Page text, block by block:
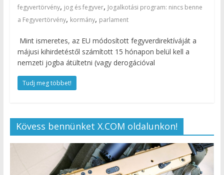
fegyvertörvény, jog és fegyver, Jogalkotási program: nincs benne
a Fegyvertörvény, kormány, parlament
Mint ismeretes, az EU módosított fegyverdirektíváját a
májusi kihirdetéstől számított 15 hónapon belül kell a
nemzeti jogba átültetni (vagy derogációval
Tudj meg többet!
Kövess bennünket X.COM oldalunkon!